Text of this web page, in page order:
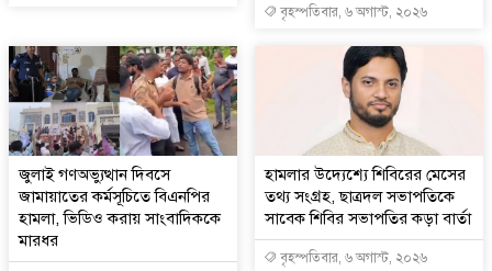
বৃহস্পতিবার, ৬ অগাস্ট, ২০২৬
জুলাই গণঅভ্যুত্থান দিবসে
জামায়াতের কর্মসূচিতে বিএনপির
হামলা, ভিডিও করায় সাংবাদিককে
মারধর
হামলার উদ্যেশ্যে শিবিরের মেসের
তথ্য সংগ্রহ, ছাত্রদল সভাপতিকে
সাবেক শিবির সভাপতির কড়া বার্তা
বৃহস্পতিবার, ৬ অগাস্ট, ২০২৬